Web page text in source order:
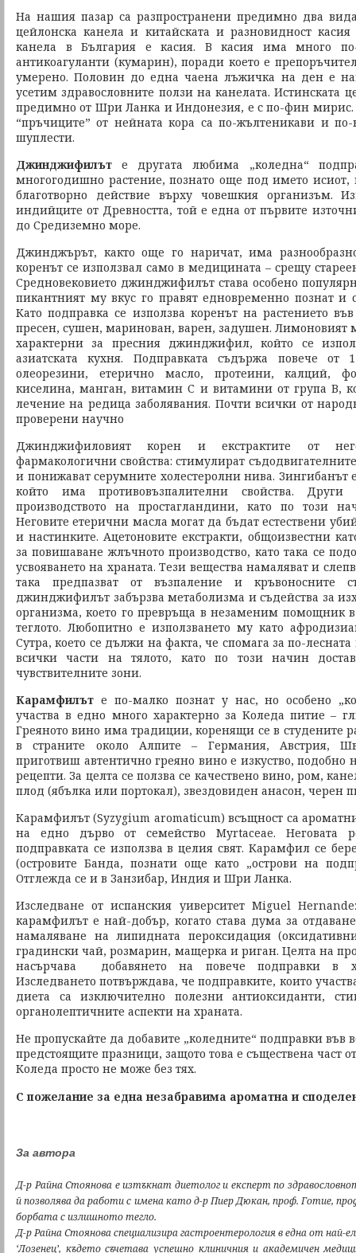
На нашия пазар са разпространени предимно два
цейлонска канела и китайската и разновидност касия
канела в България е касия. В касия има много
антикоагуланти (кумарин), поради което е
умерено. Половин до една чаена лъжичка на ден е
усетим здравословните ползи на канелата. Истинската
предимно от Шри Ланка и Индонезия, е с по-фин мирис.
“пръчиците” от нейната кора са по-жълтеникави и
шуплести.
Джинджифилъте другата любима „коледна“
многогодишно растение, познато още под името
благотворно действие върху човешкия организъм.
индийците от Древността, той е една от първите
до Средиземно море.
Джинджърът, както още го наричат, има
коренът се използвал само в медицината – срещу
Средновековието джинджифилът става особено
пикантният му вкус го правят едновременно познат и
Като подправка се използва коренът на растението
пресен, сушен, маринован, варен, задушен. Лимоновият
характерни за пресния джинджифил, който се
азиатската кухня. Подправката съдържа повече от
олеорезини, етерично масло, протеини, калций,
киселина, манган, витамин С и витамини от група В,
лечение на редица заболявания. Почти всички от
проверени научно
Джинджифиловият корен и екстрактите от
фармакологични свойства: стимулират
и понижават серумните холестеролни нива.
който има противовъзпалителни свойства. Други
производството на простагландини, като по този
Неговите етерични масла могат да бъдат естествени
и настинките. Ацетоновите екстракти, общоизвестни
за повишаване жлъчното производство, като така се
усвояването на храната. Тези вещества намаляват и
така предпазват от възпаление и кръвоносните
джинджифилът забързва метаболизма и съдейства за
организма, което го превръща в незаменим помощник
теглото. Любопитно е използването му като
Сутра, което се дължи на факта, че спомага за по-
всички части на тялото, като по този начин
чувствителните зони.
Карамфилът е по-малко познат у нас, но особено
участва в едно много характерно за Коледа питие –
Греяното вино има традиции, коренящи се в студените
в страните около Алпите – Германия, Австрия,
приготвиш автентично греяно вино е изкуство, подобно
рецепти. За целта се ползва се качествено вино, ром,
плод (ябълка или портокал), звездовиден анасон, черен
Карамфилът (Syzygium aromaticum) всъщност са
на едно дърво от семейство Myrtaceae. Неговата
подправката се използва в целия свят. Карамфил се
(островите Банда, познати още като „острови на
Отглежда се и в Занзибар, Индия и Шри Ланка.
Изследване от испанския уиверситет Miguel
карамфилът е най-добър, когато става дума за
намаляване на липидната пероксидация
градински чай, розмарин, мащерка и риган. Целта на
насърчава добавянето на повече подправки в
Изследването потвърждава, че подправките, които
диета са изключително полезни антиоксиданти,
органолептичните аспекти на храната.
Не пропускайте да добавите „коледните“ подправки във
предстоящите празници, защото това е съществена част
Коледа просто не може без тях.
С пожелание за една незабравима ароматна и
За автора
Д-р Райна Стоянова е изтъкнат диетолог и експерт по
й позволява да работи с имена като д-р Пиер Дюкан, проф. Готие,
борбата с излишното тегло.
Д-р Райна Стоянова специализира гастроентерология в една от
‘Лозенец’, където съчетава успешно клиничния и академичен